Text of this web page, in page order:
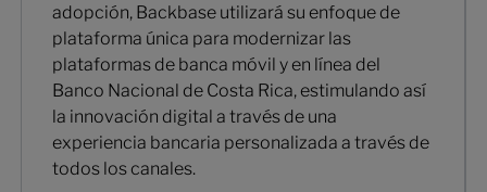
adopción, Backbase utilizará su enfoque de
plataforma única para modernizar las
plataformas de banca móvil y en línea del
Banco Nacional de Costa Rica, estimulando así
la innovación digital a través de una
experiencia bancaria personalizada a través de
todos los canales.